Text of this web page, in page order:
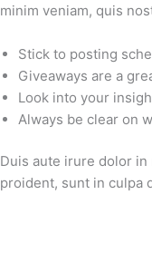
minim veniam, quis
Stick to posting
Giveaways are a
Look into your
Always be clear on
Duis aute irure dolor
proident, sunt in culpa